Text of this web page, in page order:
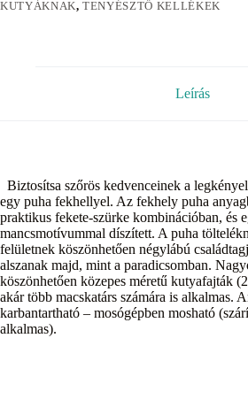
KUTYÁKNAK,TENYÉSZTŐ KELLÉKEK
Leírás
Biztosítsa szőrös kedvenceinek a
egy puha fekhellyel. Az fekhely puha
praktikus fekete-szürke kombinációban, és
mancsmotívummal díszített. A puha
felületnek köszönhetően négylábú
alszanak majd, mint a paradicsomban.
köszönhetően közepes méretű kutyafajták
akár több macskatárs számára is alkalmas.
karbantartható – mosógépben mosható
alkalmas).